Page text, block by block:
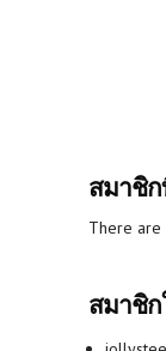
สมาชิ
There are
สมาชิ